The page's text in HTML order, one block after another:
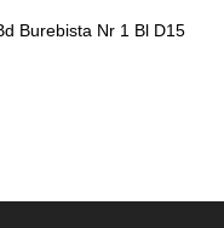
Burebista Nr 1 Bl D15